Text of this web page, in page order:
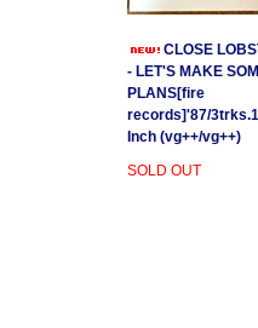
CLOSE
- LET'S MAKE
PLANS[fire
records]'87/
Inch (vg++/vg++)
SOLD OUT